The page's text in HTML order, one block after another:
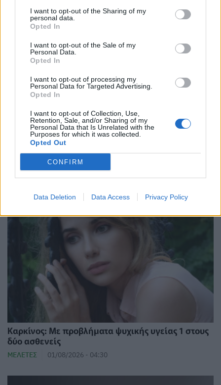
I want to opt-out of the Sharing of my
personal data.
Opted In
I want to opt-out of the Sale of my
Personal Data.
Opted In
I want to opt-out of processing my
Personal Data for Targeted Advertising.
Opted In
I want to opt-out of Collection, Use,
Retention, Sale, and/or Sharing of my
Personal Data that Is Unrelated with the
Purposes for which it was collected.
Opted Out
CONFIRM
Data Deletion Data Access Privacy Policy
⁠Συμπληρώματα αργιρίνης: Είναι αλήθεια ότι
βοηθούν το ανοσοποιητικό να καταπολεμήσει τον
καρκίνο;
04/08/2026 - 18:51
Καρκίνος: Με προβλήματα ψυχικής υγείας 1 στους
δύο ασθενείς
ΜΕΛΈΤΕΣ 01/08/2026 - 04:30